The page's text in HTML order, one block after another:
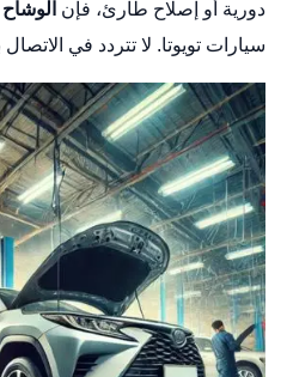
دورية أو إصلاح طارئ، فإن الوشاح
سيارات تويوتا. لا تتردد في الاتصال